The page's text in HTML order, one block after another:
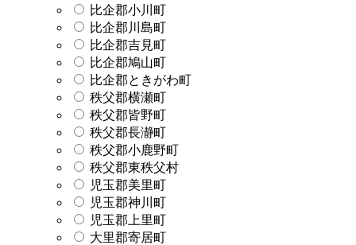
比企郡小川町
比企郡川島町
比企郡吉見町
比企郡鳩山町
比企郡ときがわ町
秩父郡横瀬町
秩父郡皆野町
秩父郡長瀞町
秩父郡小鹿野町
秩父郡東秩父村
児玉郡美里町
児玉郡神川町
児玉郡上里町
大里郡寄居町